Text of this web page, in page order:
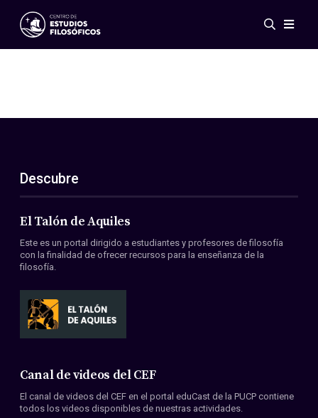
Eventos
ES
EN
Acerca de nosotros
Miembros
Convenios
Descubre
El Talón de Aquiles
Este es un portal dirigido a estudiantes y profesores de filosofía
con la finalidad de ofrecer recursos para la enseñanza de la
filosofía.
Canal de videos del CEF
El canal de videos del CEF en el portal eduCast de la PUCP contiene
todos los videos disponibles de nuestras actividades.